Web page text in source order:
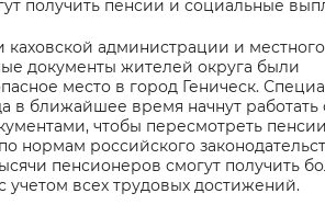
Изображения
Выключены
Звуковой ассистент
Остановить
получить пенсии и социальные
администрации и местного
документы жителей округа были
место в город Геническ.
в ближайшее время начнут работать
чтобы пересмотреть
нормам российского
пенсионеров смогут получить
учетом всех трудовых достижений.